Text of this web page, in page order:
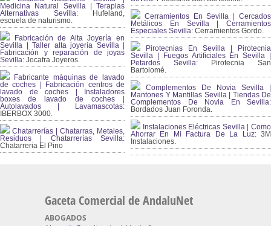
Medicina Natural Sevilla | Terapias
Alternativas Sevilla: Hufeland,
escuela de naturismo.
Fabricación de Alta Joyería en
Sevilla | Taller alta joyería Sevilla |
Fabricación y reparación de joyas
Sevilla: Jocafra Joyeros.
Fabricante máquinas de lavado
de coches | Fabricación centros de
lavado de coches | Instaladores
boxes de lavado de coches |
Autolavados | Lavamascotas:
IBERBOX 3000.
Chatarrerías | Chatarras, Metales,
Residuos | Chatarrerías Sevilla:
Chatarreria El Pino
Cerramientos En Sevilla | Cercados
Metálicos En Sevilla | Cerramientos
Especiales Sevilla: Cerramientos Gordo.
Pirotecnias En Sevilla | Pirotecnia
Sevilla | Fuegos Artificiales En Sevilla |
Petardos Sevilla: Pirotecnia San
Bartolomé.
Complementos De Novia Sevilla |
Mantones Y Mantillas Sevilla | Tiendas De
Complementos De Novia En Sevilla:
Bordados Juan Foronda.
Instalaciones Eléctricas Sevilla | Como
Ahorrar En Mi Factura De La Luz:3M
Instalaciones.
Gaceta Comercial de AndaluNet
ABOGADOS